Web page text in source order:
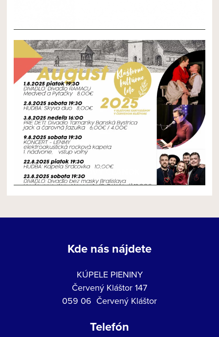
NOVÝ ČLÁNOK
Kde nás nájdete
KÚPELE PIENINY
Červený Kláštor 147
059 06 Červený Kláštor
Telefón